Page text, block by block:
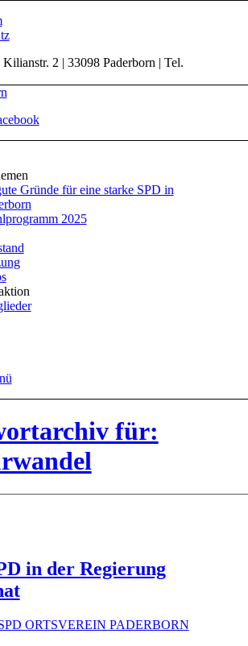
Kilianstr. 2 | 33098 Paderborn | Tel.
Gründe für eine starke SPD in
2025
für:
in der Regierung
ORTSVEREIN PADERBORN